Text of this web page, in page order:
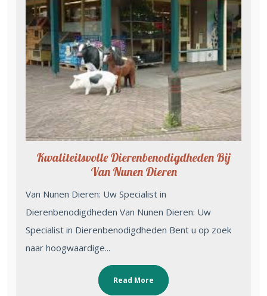
Kwaliteitsvolle Dierenbenodigdheden Bij
Van Nunen Dieren
Van Nunen Dieren: Uw Specialist in
Dierenbenodigdheden Van Nunen Dieren: Uw
Specialist in Dierenbenodigdheden Bent u op zoek
naar hoogwaardige...
Read More